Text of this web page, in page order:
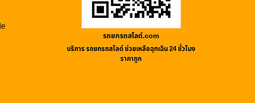
รถยกรถสไลด์.com
บริการ รถยกรถสไลด์ ช่วยเหลือฉุกเฉิน 24 ชั่วโมง
ราคาถูก